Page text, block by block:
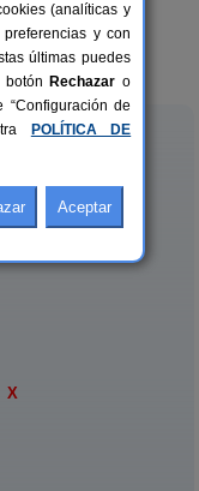
2-8 pers.
desde27 €
X
(analíticas y
y con
últimas puedes
Rechazar o
“Configuración de
POLÍTICA DE